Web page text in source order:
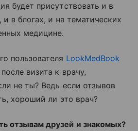
будет присутствовать и в
в блогах, и на тематических
медицине.
пользователя LookMedBook
визита к врачу,
не ты? Ведь если отзывов
хороший ли это врач?
отзывам друзей и знакомых?